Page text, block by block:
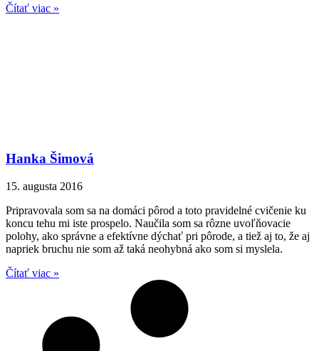
Čítať viac »
Hanka Šimová
15. augusta 2016
Pripravovala som sa na domáci pôrod a toto pravidelné cvičenie ku
koncu tehu mi iste prospelo. Naučila som sa rôzne uvoľňovacie
polohy, ako správne a efektívne dýchať pri pôrode, a tiež aj to, že aj
napriek bruchu nie som až taká neohybná ako som si myslela.
Čítať viac »